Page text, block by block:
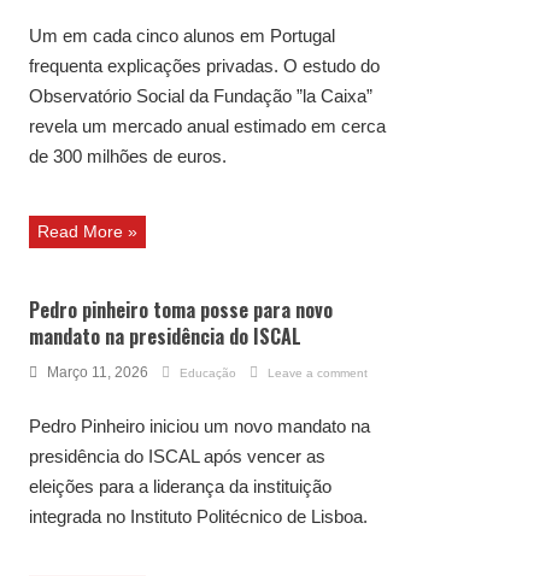
Um em cada cinco alunos em Portugal
frequenta explicações privadas. O estudo do
Observatório Social da Fundação ”la Caixa”
revela um mercado anual estimado em cerca
de 300 milhões de euros.
Read More »
Pedro pinheiro toma posse para novo
mandato na presidência do ISCAL
Março 11, 2026 Educação Leave a comment
Pedro Pinheiro iniciou um novo mandato na
presidência do ISCAL após vencer as
eleições para a liderança da instituição
integrada no Instituto Politécnico de Lisboa.